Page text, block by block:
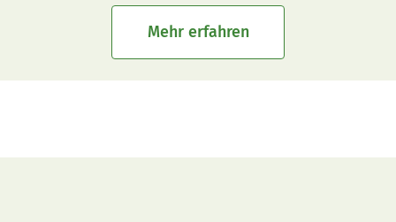
Mehr erfahren